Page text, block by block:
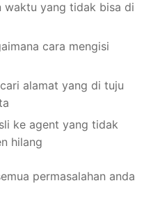
waktu yang tidak bisa di
cara mengisi
alamat yang di tuju
ke agent yang tidak
hilang
permasalahan anda